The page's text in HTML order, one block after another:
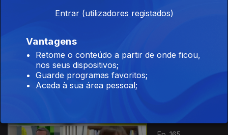
24 nov. 2025
Entrar (utilizadores registados)
Vantagens
Retome o conteúdo a partir de onde ficou,
nos seus dispositivos;
Guarde programas favoritos;
Aceda à sua área pessoal;